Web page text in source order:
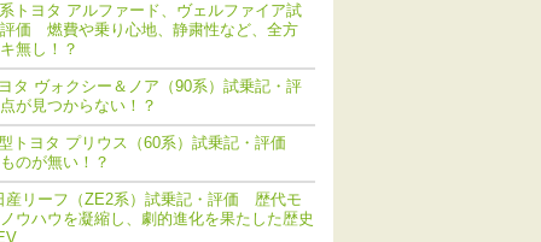
トヨタ アルファード、ヴェルファイア試
価 燃費や乗り心地、静粛性など、全方
無し！？
タ ヴォクシー＆ノア（90系）試乗記・評
が見つからない！？
トヨタ プリウス（60系）試乗記・評価
のが無い！？
産リーフ（ZE2系）試乗記・評価 歴代モ
ウハウを凝縮し、劇的進化を果たした歴史